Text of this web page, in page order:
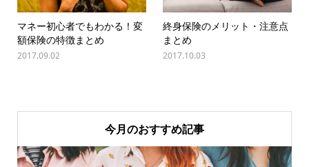
マネー初心者でもわかる！変
額保険の特徴まとめ
2017.09.02
終身保険のメリット・注意点
まとめ
2017.10.03
今月のおすすめ記事